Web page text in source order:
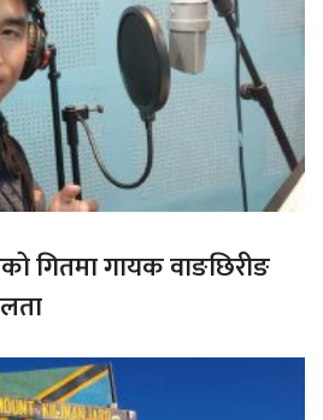
गितमा गायक वाङछिरीङ